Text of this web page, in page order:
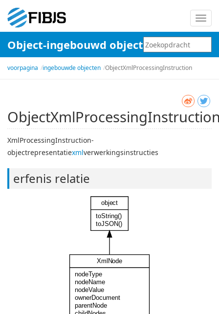
Object-ingebouwd object
voorpagina ingebouwde objecten ObjectXmlProcessingInstruction
XmlProcessingInstruction-
objectrepresentatiexmlverwerkingsinstructies
erfenis relatie
object
toString()
toJSON()
XmlNode
nodeType
nodeName
nodeValue
ownerDocument
parentNode